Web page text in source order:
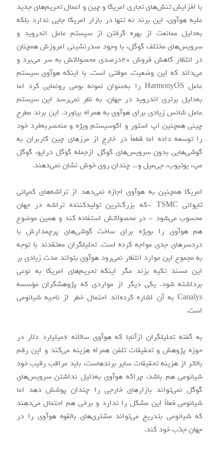
با افزایش تنش‌های تجاری امریکا و چین و اعمال تحریم‌های جدید
علیه هوآوی، این برند نه تنها در بازار امریکا جایی ندارد بلکه
به‌دلیل ممانعت از بهره گرفتن از سیستم عامل اندروید و
سرویس‌های مختلف گوگل، با وجود صدرنشینی امروزش همچنان
در انتظار کاهش فروش ۲۰درصدی محصولاتش به سر می‌برد و
می‌داند که این وضعیت، موقتی است. با اینکه هوآوی سیستم
عامل HarmonyOS را به‌عنوان نمونه بومی رونمایی کرد اما
به‌دلیل برتری اندروید در جهان، به نظر نمی‌رسد این سیستم
عامل شانس زیادی برای هوآوی به همراه بیاورد. این برند مطرح
چینی همچنین اپ استور و اکوسیستم ویژه و منحصربه‌فرد خود
را توسعه داده اما قطعاً در خارج از مرزهای چین کاربران به
گوشی‌هایی بدون سرویس‌های گوگل ازجمله گوگل درایو، گوگل
مپ، یوتیوب، جی‌میل و... چندان روی خوش نشان نمی‌دهند.
امریکا همچنین به هوآوی اجازه نمی‌دهد از تراشه‌های کمپانی
تایوانی TSMC -که بزرگ‌ترین تولیدکننده تراشه در جهان
محسوب می‌شود - در محصولاتش استفاده کند و همین موضوع
هم هوآوی را بویژه برای ساخت گوشی‌های پرچمدارش با
دردسرهای جدی مواجه کرده است. تحلیلگران معتقدند با توجه
به مجموع این موارد انتظار نمی‌رود هوآوی بتواند مدت زیادی بر
این مسند تکیه بزند مگر اینکه تحریم‌های امریکا به نوعی
برداشته شود. یکی دیگر از مواردی که پژوهشگران مؤسسه
Canalys به آن اشاره کرده‌اند احتمال خطر از ناحیه شیائومی
است.
به گفته تحلیلگران ازآنجا که هوآوی سالانه ۶میلیارد دلار در
حوزه پژوهش و تحقیقات تلفن همراه هزینه می‌کند و این رقم
بالاتر از هزینه تحقیقات سایر برندهاست، باید مراقب رقیب خود
شیائومی هم باشد، چراکه هوآوی به‌دلیل نداشتن سرویس‌های
گوگل نمی‌تواند بازارهای خارجی را چندان پوشش دهد اما
شیائومی فعلاً این مشکل را ندارد و برخی هم احتمال می‌دهند
که شیائومی بتدریج می‌تواند مشتری‌های بالقوه هوآوی را در
جهان جذب خود کند.